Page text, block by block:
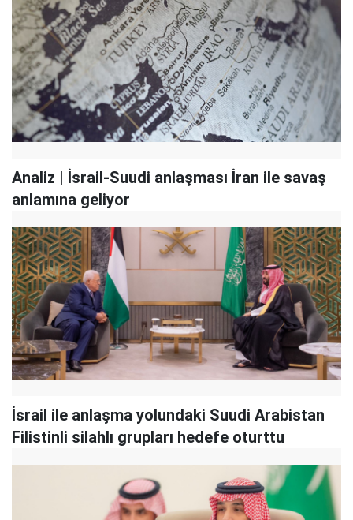
Analiz | İsrail-Suudi anlaşması İran ile savaş
anlamına geliyor
İsrail ile anlaşma yolundaki Suudi Arabistan
Filistinli silahlı grupları hedefe oturttu